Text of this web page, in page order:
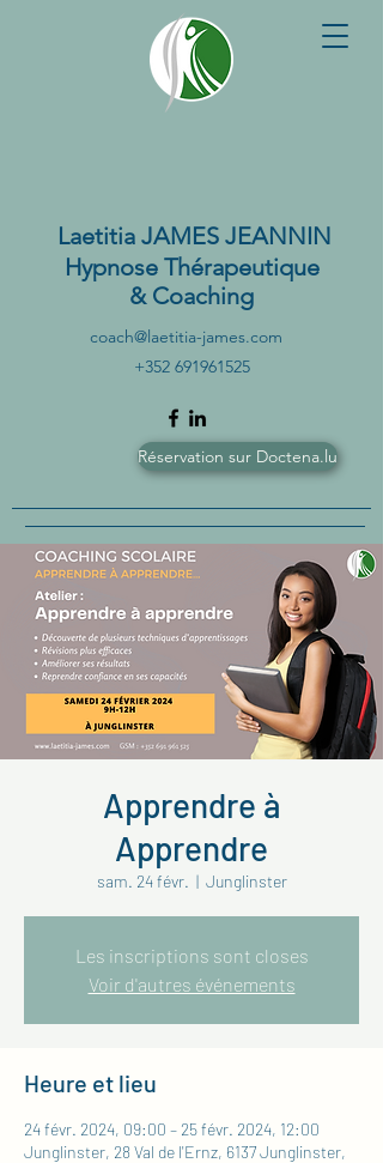
coach@laetitia-james.com
Laetitia JAMES JEANNIN
Hypnose Thérapeutique
& Coaching
+352 691961525
Réservation sur Doctena.lu
Apprendre à
Apprendre
sam. 24 févr.
  |
Junglinster
Les inscriptions sont closes
Voir d'autres événements
Heure et lieu
24 févr. 2024, 09:00 – 25 févr. 2024, 12:00
Junglinster, 28 Val de l'Ernz, 6137 Junglinster,